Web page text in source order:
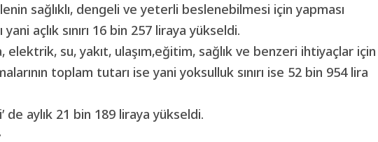
sağlıklı, dengeli ve yeterli beslenebilmesi için yapması
açlık sınırı 16 bin 257 liraya yükseldi.
elektrik, su, yakıt, ulaşım,eğitim, sağlık ve benzeri ihtiyaçlar için
toplam tutarı ise yani yoksulluk sınırı ise 52 bin 954 lira
de aylık 21 bin 189 liraya yükseldi.